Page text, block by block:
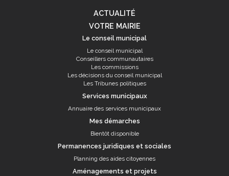
ACTUALITÉ
VOTRE MAIRIE
Le conseil municipal
Le conseil municipal
Conseillers communautaires
Les commissions
Les décisions du conseil municipal
Les Tribunes politiques
Services municipaux
Annuaire des services municipaux
Mes démarches
Bientôt disponible
Permanences juridiques et sociales
Planning des aides citoyennes
Aménagements et projets